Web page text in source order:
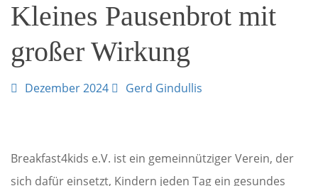
Kleines Pausenbrot mit
großer Wirkung
Dezember 2024 Gerd Gindullis
Breakfast4kids e.V. ist ein gemeinnütziger Verein, der
sich dafür einsetzt, Kindern jeden Tag ein gesundes